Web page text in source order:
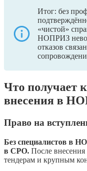
Итог: без
«чистой»
НОПРИЗ
отказов
Что получает
внесения в
Право на
Без специалистов в
в СРО. После внесения
тендерам и крупным